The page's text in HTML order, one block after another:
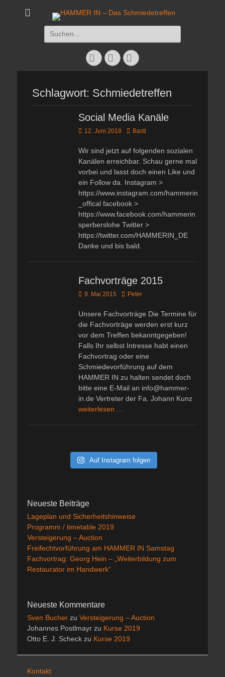
HAMMER IN - Das
Das Schmiedetreffen 26. – 28. Juli 2019
Suchen
nach:
Facebook
TwitterInstagram
Schlagwort: Schmiedetreffen
Social Media Kanäle
Veröffentlicht
12. Juni 2018 AutorBasti
Wir sind jetzt auf folgenden sozialen
Kanälen erreichbar. Schau gerne mal
vorbei und lasst doch einen Like und
ein Follow da. Instagram >
https://www.instagram.com/hammerin
_offical facebook >
https://www.facebook.com/hammerin
sperberslohe Twitter >
https://twitter.com/HAMMERIN_DE
Danke und bis bald.
Fachvorträge 2015
Veröffentlicht
9. Mai 2015 AutorPeter
Unsere Fachvorträge Die Termine für
die Fachvorträge werden erst kurz
vor dem Treffen bekanntgegeben!
Falls Ihr selbst Intresse habt einen
Fachvortrag oder eine
Schmiedevorführung auf dem
HAMMER IN zu halten sendet doch
bitte eine E-Mail an info@hammer-
in.de Vertreter der Fa. Johann Kunz
weiterlesen …
Auf Instagram folgen
Neueste Beiträge
Lageplan und Sicherheitshinweise
Programm / timetable 2019
Versteigerung – Auction
Freifechtvorführung am HAMMER IN Samstag
Fachvortrag: Georg Hein – „Weiterbildung zum
Restaurator im Handwerk“
Neueste Kommentare
Sven Bucher zu Versteigerung – Auction
Johannes Postlmayr zu Kurse 2019
Otto E. J. Scheck zu Kurse 2019
Kontakt